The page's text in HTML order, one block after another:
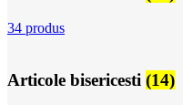
34 produs
Articole bisericesti (14)